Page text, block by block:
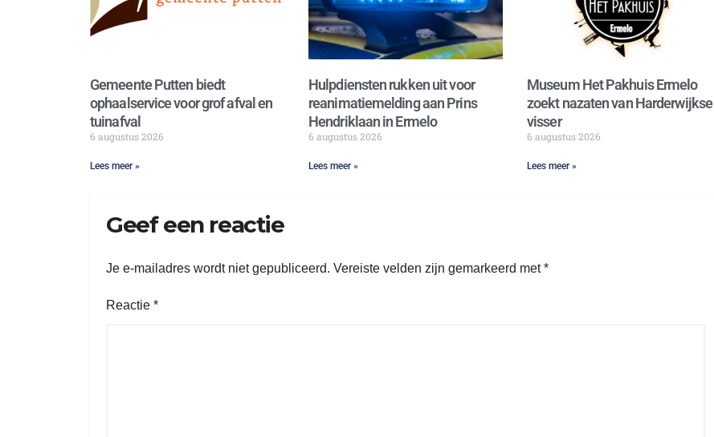
Gemeente Putten biedt
ophaalservice voor grof afval en
tuinafval
6 augustus 2026
Lees meer »
Hulpdiensten rukken uit voor
reanimatiemelding aan Prins
Hendriklaan in Ermelo
6 augustus 2026
Lees meer »
Museum Het Pakhuis Ermelo
zoekt nazaten van Harderwijkse
visser
6 augustus 2026
Lees meer »
Geef een reactie
Je e-mailadres wordt niet gepubliceerd. Vereiste velden zijn gemarkeerd met*
Reactie *